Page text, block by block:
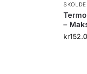
–
kr